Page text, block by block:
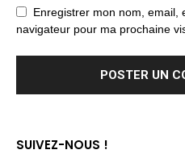
Enregistrer mon nom, email,
navigateur pour ma prochaine
SUIVEZ-NOUS !